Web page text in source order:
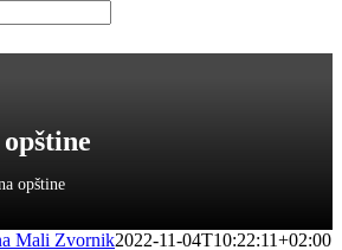
opštine
Mali Zvornik2022-11-04T10:22:11+02:00